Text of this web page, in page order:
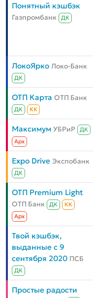
Понятный кэшбэк
Газпромбанк ДК
ЛокоЯрко Локо-Банк
ДК
ОТП Карта ОТП Банк
ДК КК
Максимум УБРиР
ДК
Aрх
Expo Drive Экспобанк
ДК
ОТП Premium Light
ОТП Банк ДК
КК
Aрх
Твой кэшбэк,
выданные с 9
сентября 2020 ПСБ
ДК
Простые радости